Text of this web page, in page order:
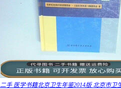
二手 医学书籍北京卫生年鉴2014版 北京市卫